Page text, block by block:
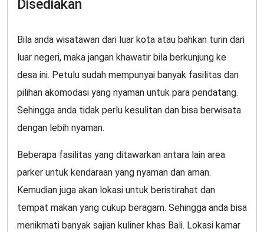
Disediakan
Bila anda wisatawan dari luar kota atau bahkan turin dari
luar negeri, maka jangan khawatir bila berkunjung ke
desa ini. Petulu sudah mempunyai banyak fasilitas dan
pilihan akomodasi yang nyaman untuk para pendatang.
Sehingga anda tidak perlu kesulitan dan bisa berwisata
dengan lebih nyaman.
Beberapa fasilitas yang ditawarkan antara lain area
parker untuk kendaraan yang nyaman dan aman.
Kemudian juga akan lokasi untuk beristirahat dan
tempat makan yang cukup beragam. Sehingga anda bisa
menikmati banyak sajian kuliner khas Bali. Lokasi kamar